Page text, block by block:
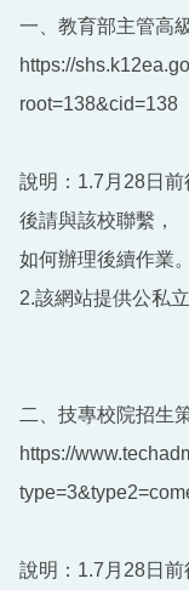
一、教育部主管高
https://
root=138&cid=138
說明：1.7月28日
後請與該校聯繫，
如何辦理後續作業。
2.該網站提供公私
二、技專校院招生
https://
說明：1.7月28日